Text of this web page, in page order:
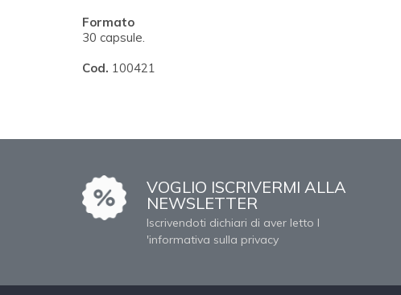
Formato
30 capsule.
Cod. 100421
VOGLIO ISCRIVERMI ALLA
NEWSLETTER
Iscrivendoti dichiari di aver letto l
'informativa sulla privacy